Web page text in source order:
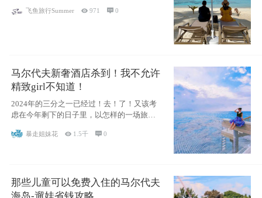
飞鱼旅行Summer 971 0
马尔代夫新奢酒店杀到！我不允许
精致girl不知道！
2024年的三分之一已经过！去！了！又该考
虑在今年剩下的日子里，以怎样的一场旅行
暴走姐妹花  1.5千 0
那些儿童可以免费入住的马尔代夫